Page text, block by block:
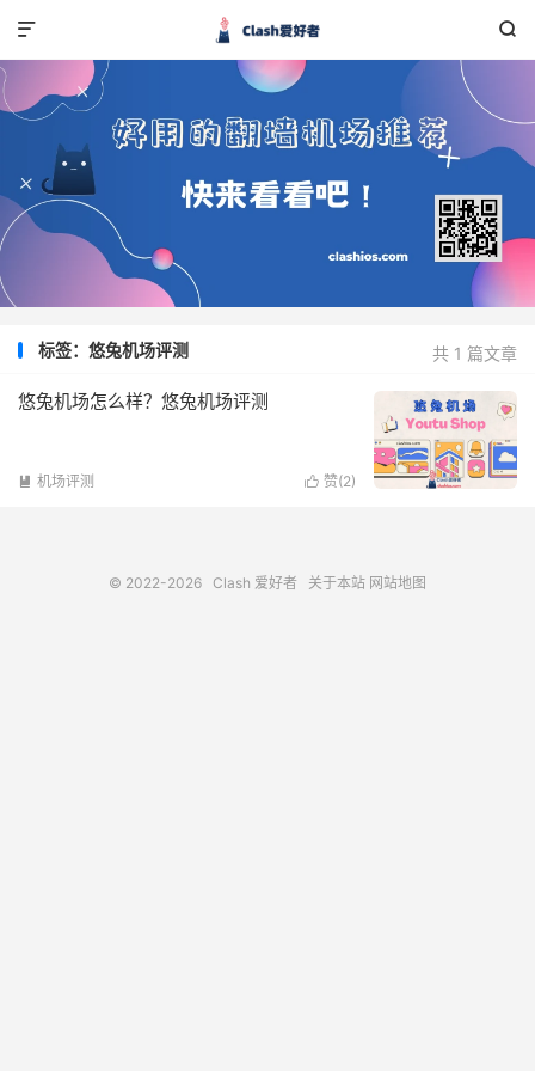


共 1 篇文章
标签：悠兔机场评测
悠兔机场怎么样？悠兔机场评测
 赞(2)
 机场评测
© 2022-2026 Clash 爱好者 关于本站 网站地图